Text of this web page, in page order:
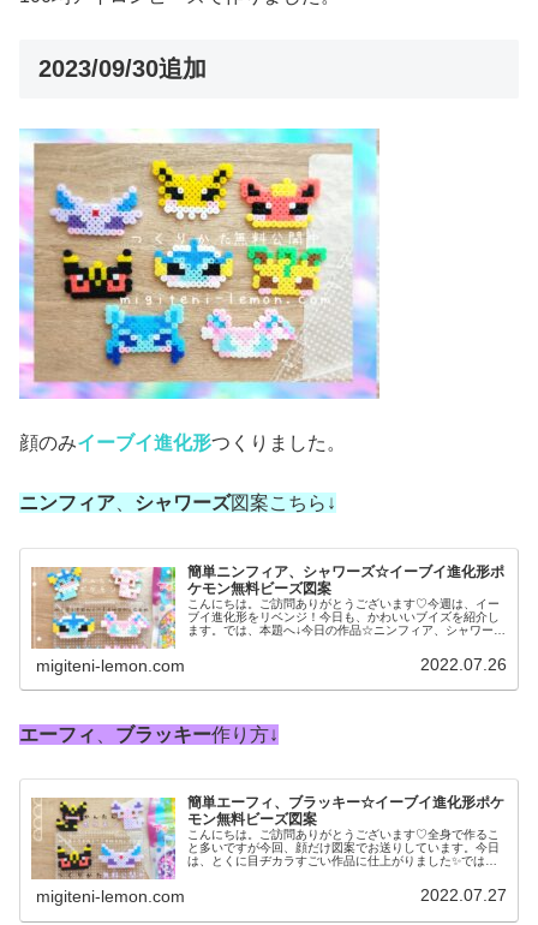
2023/09/30追加
顔のみイーブイ進化形つくりました。
ニンフィア シャワーズ図案こちら↓
簡単ニンフィア、シャワーズ☆イーブイ進化形ポ
ケモン無料ビーズ図案
こんにちは。ご訪問ありがとうございます♡今週は、イー
ブイ進化形をリベンジ！今日も、かわいいブイズを紹介し
ます。では、本題へ↓今日の作品☆ニンフィア、シャワーズ
migiteni-lemon.com 2022.07.26
エーフィ ブラッキー作り方↓
簡単エーフィ、ブラッキー☆イーブイ進化形ポケ
モン無料ビーズ図案
こんにちは。ご訪問ありがとうございます♡全身で作るこ
と多いですが今回、顔だけ図案でお送りしています。今日
は、とくに目ヂカラすごい作品に仕上がりました✨では、
migiteni-lemon.com 2022.07.27